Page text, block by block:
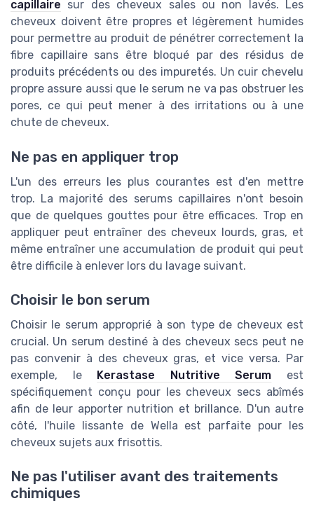
capillaire sur des cheveux sales ou non lavés. Les
cheveux doivent être propres et légèrement humides
pour permettre au produit de pénétrer correctement la
fibre capillaire sans être bloqué par des résidus de
produits précédents ou des impuretés. Un cuir chevelu
propre assure aussi que le serum ne va pas obstruer les
pores, ce qui peut mener à des irritations ou à une
chute de cheveux.
Ne pas en appliquer trop
L'un des erreurs les plus courantes est d'en mettre
trop. La majorité des serums capillaires n'ont besoin
que de quelques gouttes pour être efficaces. Trop en
appliquer peut entraîner des cheveux lourds, gras, et
même entraîner une accumulation de produit qui peut
être difficile à enlever lors du lavage suivant.
Choisir le bon serum
Choisir le serum approprié à son type de cheveux est
crucial. Un serum destiné à des cheveux secs peut ne
pas convenir à des cheveux gras, et vice versa. Par
exemple, le Kerastase Nutritive Serum est
spécifiquement conçu pour les cheveux secs abîmés
afin de leur apporter nutrition et brillance. D'un autre
côté, l'huile lissante de Wella est parfaite pour les
cheveux sujets aux frisottis.
Ne pas l'utiliser avant des traitements
chimiques